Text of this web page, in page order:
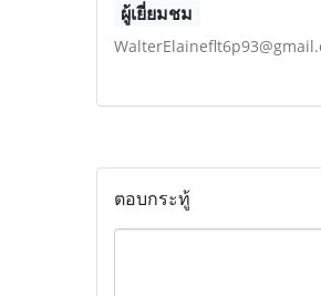
ผู้เยี่ยมชม
ตอบกระทู้